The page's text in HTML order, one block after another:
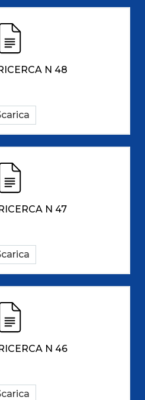
N 48
N 47
N 46